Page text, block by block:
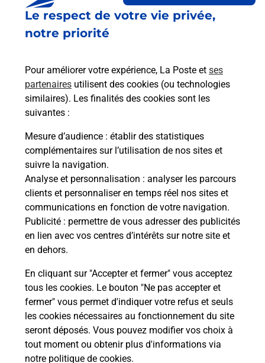
Le respect de votre vie privée,
notre priorité
Pour améliorer votre expérience, La Poste et ses
partenaires utilisent des cookies (ou technologies
similaires). Les finalités des cookies sont les
suivantes :
Mesure d’audience : établir des statistiques
complémentaires sur l’utilisation de nos sites et
suivre la navigation.
Analyse et personnalisation : analyser les parcours
clients et personnaliser en temps réel nos sites et
communications en fonction de votre navigation.
Publicité : permettre de vous adresser des publicités
en lien avec vos centres d’intérêts sur notre site et
en dehors.
En cliquant sur "Accepter et fermer" vous acceptez
tous les cookies. Le bouton "Ne pas accepter et
fermer" vous permet d'indiquer votre refus et seuls
les cookies nécessaires au fonctionnement du site
seront déposés. Vous pouvez modifier vos choix à
tout moment ou obtenir plus d'informations via
notre politique de cookies.
Boîte aux lettres La Poste
Rue Du Lieutenant Andre Argenton
01300 Belley
Le lien s'ouvre dans un nouvel onglet
Boîte aux lettres La Poste
Prochaine collecte du courrierjeudià 08h00
Chemin De Lechaud
01300 Belley
Le lien s'ouvre dans un nouvel onglet
Localiser Liste Boîtes aux lettres Ain